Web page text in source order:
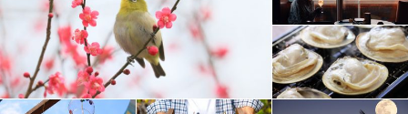
狂った頭
「テスタマッタ」とは、イタリア語で「狂った頭」を意味し、ポジティブでクリエイティブ、そし
て情熱的な人物であるビービー・グラーツを表現するのに最もふさわしい言葉です。テスタマッタ
は、石を多く含む土壌の丘の上にある古木のサンジョヴェーゼの純粋さ、ミネラル感、透明感を表